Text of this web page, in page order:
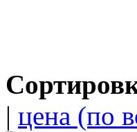
| цена (по